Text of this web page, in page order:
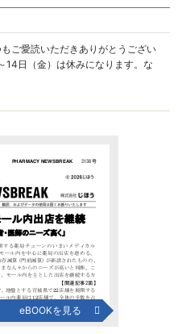
ご愛読いただきありがとうござい
14日（金）は休みになります。な
eBOOKを見る